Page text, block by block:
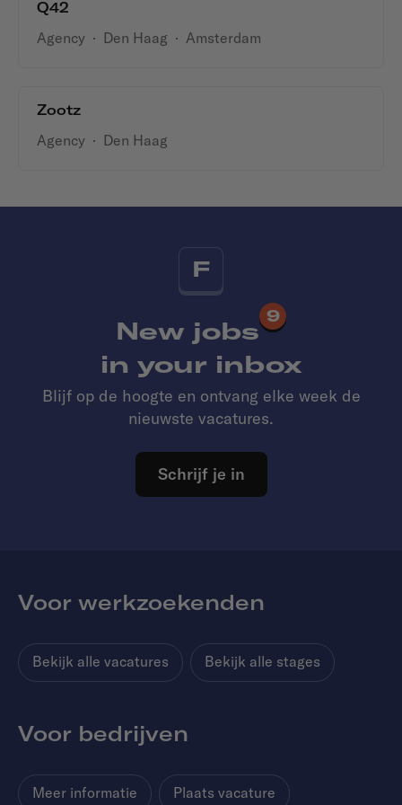
Q42
Agency · Den Haag · Amsterdam
Zootz
Agency · Den Haag
F
New jobs
9
in your inbox
Blijf op de hoogte en ontvang elke week de
nieuwste vacatures.
Schrijf je in
Voor werkzoekenden
Bekijk alle vacatures Bekijk alle stages
Voor bedrijven
Meer informatie Plaats vacature